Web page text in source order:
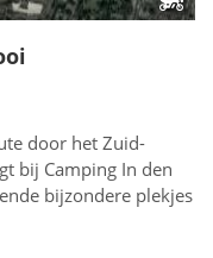
door het Zuid-
bij Camping In den
bijzondere plekjes